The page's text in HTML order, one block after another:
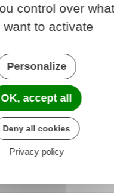
le modèle de lettre
véhicule
auprès de son
en cas de vente de
au Modèle de
control over what
want to activate
Personalize
OK, accept all
Deny all cookies
Privacy policy